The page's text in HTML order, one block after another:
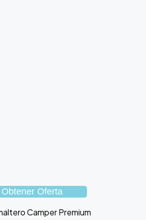
Obtener Oferta
Camper Premium